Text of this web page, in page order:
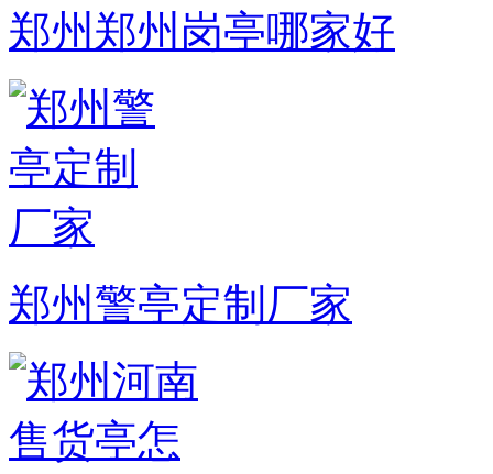
郑州郑州岗亭哪家好
郑州警亭定制厂家